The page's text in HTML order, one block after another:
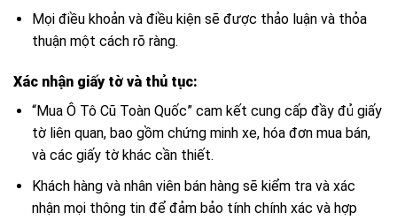
Mọi điều khoản và điều kiện sẽ được thảo luận và thỏa
thuận một cách rõ ràng.
Xác nhận giấy tờ và thủ tục:
“Mua Ô Tô Cũ Toàn Quốc” cam kết cung cấp đầy đủ giấy
tờ liên quan, bao gồm chứng minh xe, hóa đơn mua bán,
và các giấy tờ khác cần thiết.
Khách hàng và nhân viên bán hàng sẽ kiểm tra và xác
nhận mọi thông tin để đảm bảo tính chính xác và hợp